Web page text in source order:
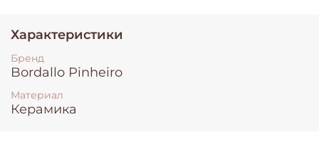
Характеристики
Бренд
Bordallo Pinheiro
Материал
Керамика